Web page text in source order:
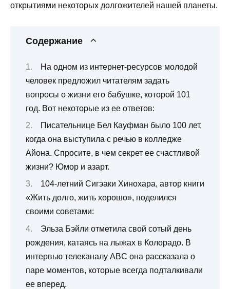
открытиями некоторых долгожителей нашей планеты.
Содержание
На одном из интернет-ресурсов молодой
человек предложил читателям задать
вопросы о жизни его бабушке, которой 101
год. Вот некоторые из ее ответов:
Писательнице Бел Кауфман было 100 лет,
когда она выступила с речью в колледже
Айона. Спросите, в чем секрет ее счастливой
жизни? Юмор и азарт.
104-летний Сигэаки Хинохара, автор книги
«Жить долго, жить хорошо», поделился
своими советами:
Эльза Бэйли отметила свой сотый день
рождения, катаясь на лыжах в Колорадо. В
интервью телеканалу ABC она рассказала о
паре моментов, которые всегда подталкивали
ее вперед.